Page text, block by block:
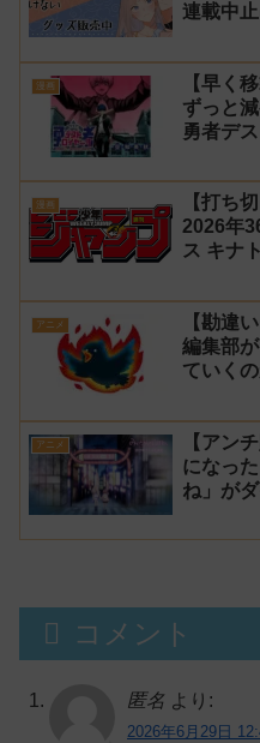
連載中止
漫画
【早く
ずっと
勇者デ
漫画
【打ち
2026年
ス キナト
アニメ
【勘違
編集部
ていく
ス】
アニメ
【アン
になっ
ね」が
コメント
匿名 より:
2026年6月29日